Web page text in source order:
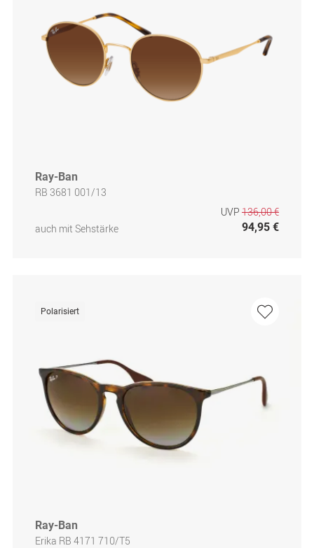
Ray-Ban
RB 3681 001/13
auch mit Sehstärke
UVP 136,00 €
94,95 €
Polarisiert
Ray-Ban
Erika RB 4171 710/T5